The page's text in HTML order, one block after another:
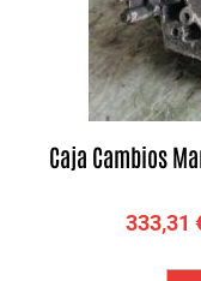
Caja Cambios
333,31